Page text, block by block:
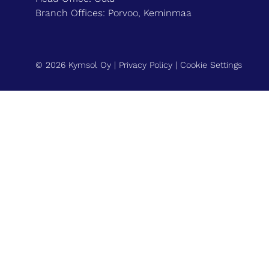
Branch Offices: Porvoo, Keminmaa
© 2026 Kymsol Oy | Privacy Policy | Cookie Settings